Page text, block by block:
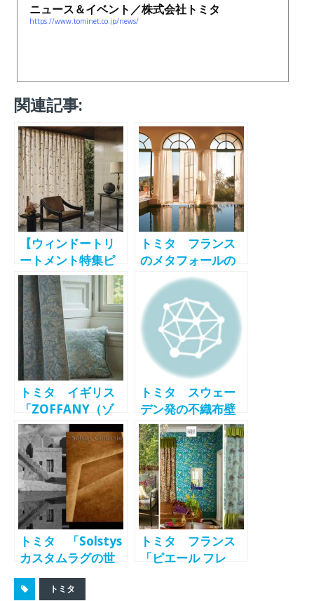
ニュース＆イベント／株式会社トミタ
https://www.tominet.co.jp/news/
関連記事:
【ウィンドートリ
ートメント特集ピ
ックアップ（4）】
トミタ 透明感の
あるシアーファブ
リックス
「BINDU（ビンド
ゥ）」
トミタ フランス
のメタフォールの
新作ファブリック
ス「LES
BAINS（レ バ
ン）」の取り扱い
開始
トミタ イギリス
「ZOFFANY（ゾ
ファニー）」や、
フランスのマニュ
エル カノヴァスの
新作ファブリック
スコレクションを
取り扱い開始
トミタ スウェー
デン発の不織布壁
紙
「GRAPHICS（グ
ラフィック
ス）」、フランス
発のファブリック
スコレクション
「LA CROISIÈRE
S’AMUSE（愉しい
クルーズ）」の取
トミタ 「Solstys
カスタムラグの世
界」をtomita
TOKYOで開催
トミタ フランス
「ピエール フレ
トミタ